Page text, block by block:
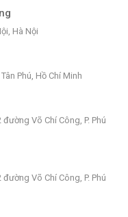
Hà Nội
Phú, Hồ Chí Minh
Võ Chí Công, P. Phú
Võ Chí Công, P. Phú